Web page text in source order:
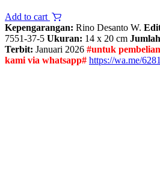
Add to cart
Kepengarangan: Rino Desanto W.
7551-37-5 Ukuran: 14 x 20 cm
Terbit: Januari 2026 #untuk
kami via whatsapp# https://wa.me/